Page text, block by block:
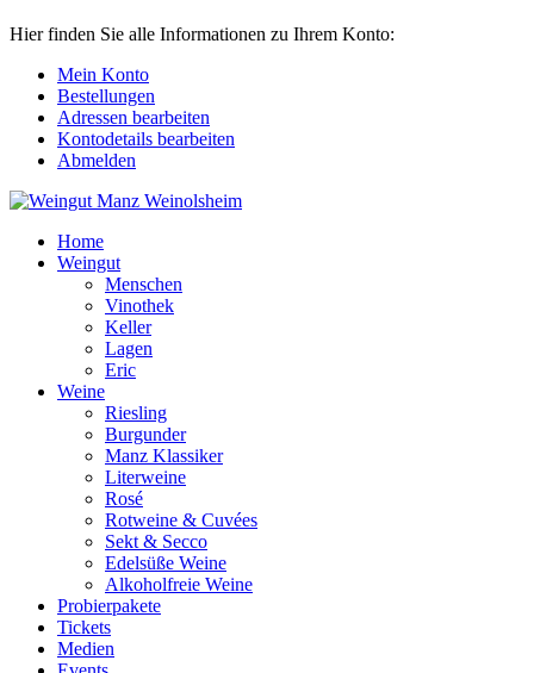
Hier finden Sie alle Informationen zu Ihrem Konto:
Mein Konto
Bestellungen
Adressen bearbeiten
Kontodetails bearbeiten
Abmelden
Home
Weingut
Menschen
Vinothek
Keller
Lagen
Eric
Weine
Riesling
Burgunder
Manz Klassiker
Literweine
Rosé
Rotweine & Cuvées
Sekt & Secco
Edelsüße Weine
Alkoholfreie Weine
Probierpakete
Tickets
Medien